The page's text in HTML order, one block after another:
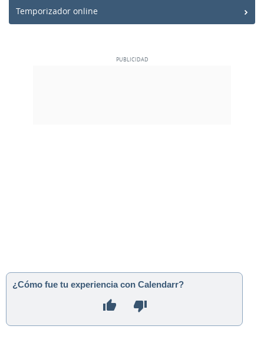
Temporizador online
¿Cómo fue tu experiencia con Calendarr?